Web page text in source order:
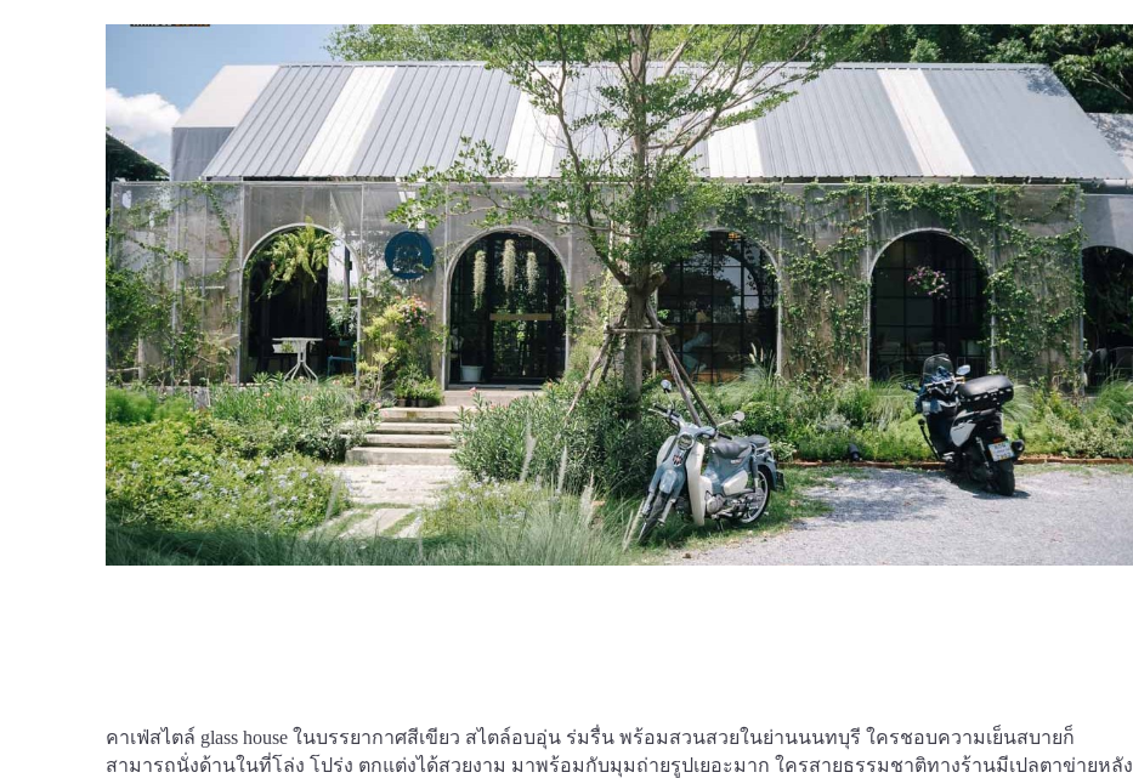
คาเฟ่สไตล์ glass house ในบรรยากาศสีเขียว สไตล์อบอุ่น ร่มรื่น พร้อมสวนสวยในย่านนนทบุรี ใครชอบความเย็นสบายก็
สามารถนั่งด้านในที่โล่ง โปร่ง ตกแต่งได้สวยงาม มาพร้อมกับมุมถ่ายรูปเยอะมาก ใครสายธรรมชาติทางร้านมีเปลตาข่ายหลัง